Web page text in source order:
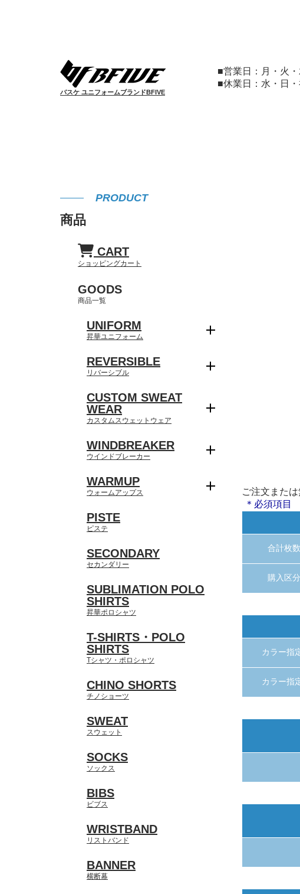
バスケ ユニフォームブランドBFIVE
■営業日：月・火
■休業日：水・日
PRODUCT
商品
CART
ショッピングカート
GOODS
商品一覧
UNIFORM
昇華ユニフォーム
REVERSIBLE
リバーシブル
CUSTOM SWEAT
WEAR
カスタムスウェットウェア
WINDBREAKER
ウインドブレーカー
WARMUP
ウォームアップス
PISTE
ピステ
SECONDARY
セカンダリー
SUBLIMATION POLO
SHIRTS
昇華ポロシャツ
T-SHIRTS・POLO
SHIRTS
Tシャツ・ポロシャツ
CHINO SHORTS
チノショーツ
SWEAT
スウェット
SOCKS
ソックス
BIBS
ビブス
WRISTBAND
リストバンド
BANNER
横断幕
ご注文また
＊必須項目
合計枚数
購入区分
カラー指
カラー指